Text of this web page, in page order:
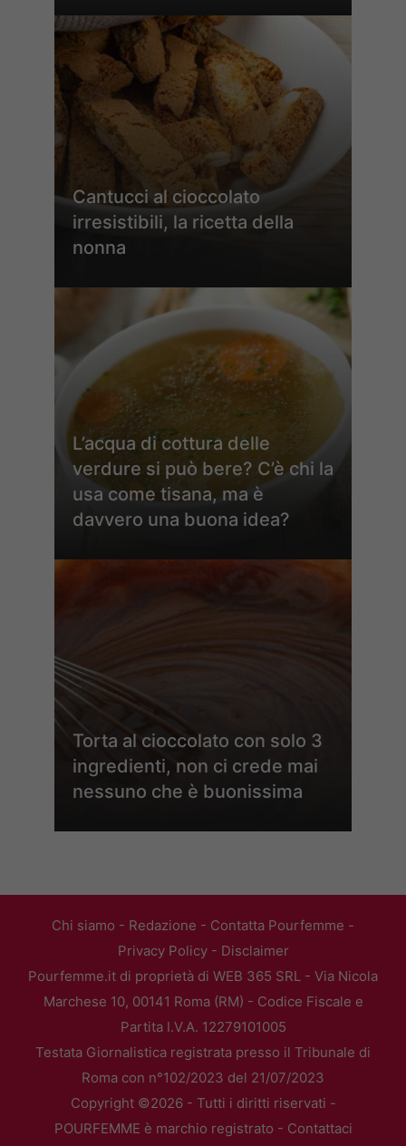
Cantucci al cioccolato
irresistibili, la ricetta della
nonna
L’acqua di cottura delle
verdure si può bere? C’è chi la
usa come tisana, ma è
davvero una buona idea?
Torta al cioccolato con solo 3
ingredienti, non ci crede mai
nessuno che è buonissima
Chi siamo - Redazione - Contatta Pourfemme -
Privacy Policy- Disclaimer
Pourfemme.it di proprietà di WEB 365 SRL - Via Nicola
Marchese 10, 00141 Roma (RM) - Codice Fiscale e
Partita I.V.A. 12279101005
Testata Giornalistica registrata presso il Tribunale di
Roma con n°102/2023 del 21/07/2023
Copyright ©2026 - Tutti i diritti riservati -
POURFEMME è marchio registrato - Contattaci